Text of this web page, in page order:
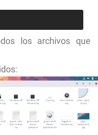
los archivos que